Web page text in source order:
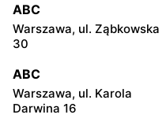
ABC
Warszawa, ul. Ząbkowska
30
ABC
Warszawa, ul. Karola
Darwina 16